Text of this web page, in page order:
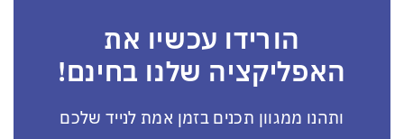
הורידו עכשיו את
האפליקציה שלנו בחינם!
ותהנו ממגוון תכנים בזמן אמת לנייד שלכם